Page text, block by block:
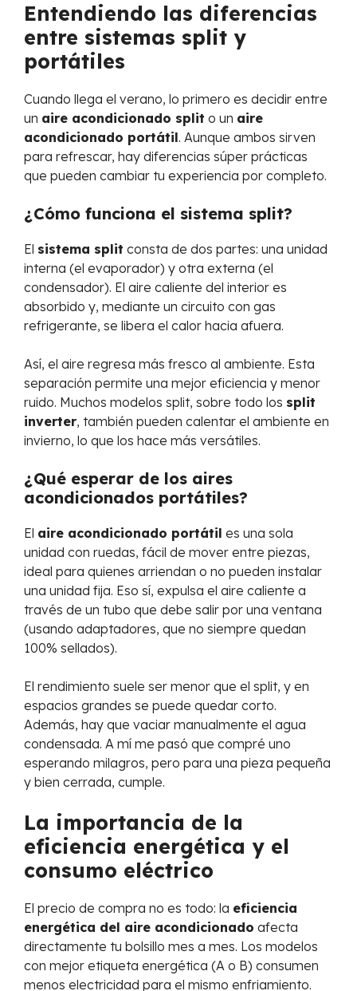
Entendiendo las diferencias
entre sistemas split y
portátiles
Cuando llega el verano, lo primero es decidir entre
un aire acondicionado split o un aire
acondicionado portátil. Aunque ambos sirven
para refrescar, hay diferencias súper prácticas
que pueden cambiar tu experiencia por completo.
¿Cómo funciona el sistema split?
El sistema split consta de dos partes: una unidad
interna (el evaporador) y otra externa (el
condensador). El aire caliente del interior es
absorbido y, mediante un circuito con gas
refrigerante, se libera el calor hacia afuera.
Así, el aire regresa más fresco al ambiente. Esta
separación permite una mejor eficiencia y menor
ruido. Muchos modelos split, sobre todo los split
inverter, también pueden calentar el ambiente en
invierno, lo que los hace más versátiles.
¿Qué esperar de los aires
acondicionados portátiles?
El aire acondicionado portátil es una sola
unidad con ruedas, fácil de mover entre piezas,
ideal para quienes arriendan o no pueden instalar
una unidad fija. Eso sí, expulsa el aire caliente a
través de un tubo que debe salir por una ventana
(usando adaptadores, que no siempre quedan
100% sellados).
El rendimiento suele ser menor que el split, y en
espacios grandes se puede quedar corto.
Además, hay que vaciar manualmente el agua
condensada. A mí me pasó que compré uno
esperando milagros, pero para una pieza pequeña
y bien cerrada, cumple.
La importancia de la
eficiencia energética y el
consumo eléctrico
El precio de compra no es todo: la eficiencia
energética del aire acondicionado afecta
directamente tu bolsillo mes a mes. Los modelos
con mejor etiqueta energética (A o B) consumen
menos electricidad para el mismo enfriamiento.